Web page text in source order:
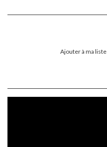
Ajouter à ma liste